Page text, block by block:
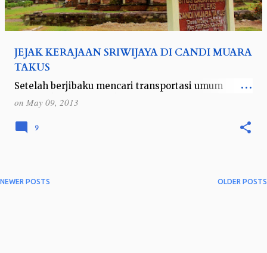
JEJAK KERAJAAN SRIWIJAYA DI CANDI MUARA
TAKUS
Setelah berjibaku mencari transportasi umum
menuju ke candi ini, akhirnya saya pun berdiri
dengan hati berbunga-bunga di depan pintu masuk
areal candi ini. Candi Muara Takus in…
on May 09, 2013
9
NEWER POSTS OLDER POSTS